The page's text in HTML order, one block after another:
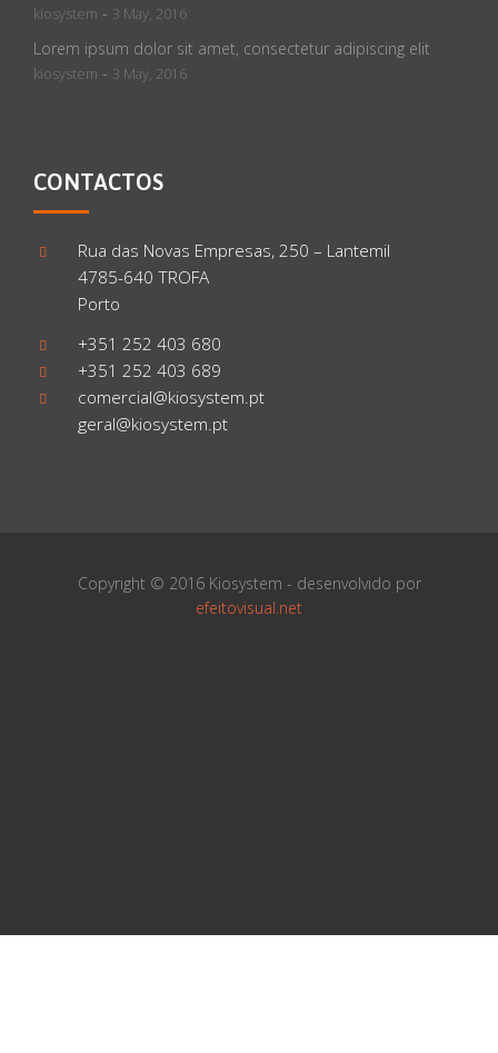
kiosystem - 3 May, 2016
Lorem ipsum dolor sit amet, consectetur adipiscing elit
kiosystem - 3 May, 2016
CONTACTOS
Rua das Novas Empresas, 250 – Lantemil
4785-640 TROFA
Porto
+351 252 403 680
+351 252 403 689
comercial@kiosystem.pt
geral@kiosystem.pt
Copyright © 2016 Kiosystem - desenvolvido por
efeitovisual.net